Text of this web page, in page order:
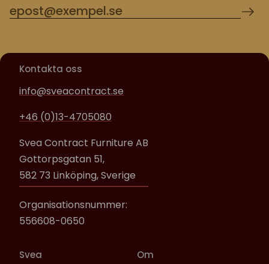
Kontakta oss
info@sveacontract.se
+46 (0)13-4705080
Svea Contract Furniture AB
Gottorpsgatan 51,
582 73 Linköping, Sverige
Organisationsnummer:
556608-0650
Svea Om